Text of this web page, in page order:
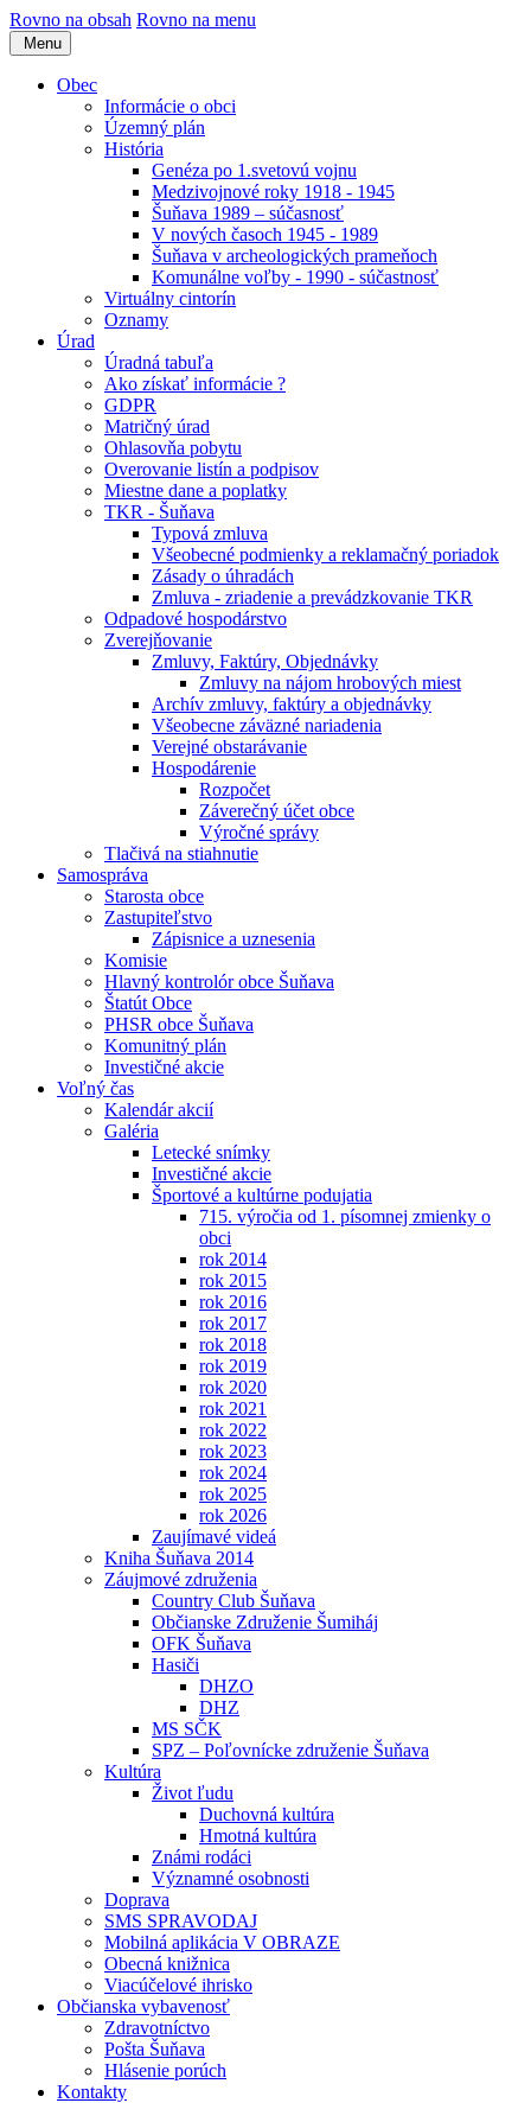
Rovno na obsah Rovno na menu
Menu
Obec
Informácie o obci
Územný plán
História
Genéza po 1.svetovú vojnu
Medzivojnové roky 1918 - 1945
Šuňava 1989 – súčasnosť
V nových časoch 1945 - 1989
Šuňava v archeologických prameňoch
Komunálne voľby - 1990 - súčastnosť
Virtuálny cintorín
Oznamy
Úrad
Úradná tabuľa
Ako získať informácie ?
GDPR
Matričný úrad
Ohlasovňa pobytu
Overovanie listín a podpisov
Miestne dane a poplatky
TKR - Šuňava
Typová zmluva
Všeobecné podmienky a reklamačný poriadok
Zásady o úhradách
Zmluva - zriadenie a prevádzkovanie TKR
Odpadové hospodárstvo
Zverejňovanie
Zmluvy, Faktúry, Objednávky
Zmluvy na nájom hrobových miest
Archív zmluvy, faktúry a objednávky
Všeobecne záväzné nariadenia
Verejné obstarávanie
Hospodárenie
Rozpočet
Záverečný účet obce
Výročné správy
Tlačivá na stiahnutie
Samospráva
Starosta obce
Zastupiteľstvo
Zápisnice a uznesenia
Komisie
Hlavný kontrolór obce Šuňava
Štatút Obce
PHSR obce Šuňava
Komunitný plán
Investičné akcie
Voľný čas
Kalendár akcií
Galéria
Letecké snímky
Investičné akcie
Športové a kultúrne podujatia
715. výročia od 1. písomnej zmienky o
obci
rok 2014
rok 2015
rok 2016
rok 2017
rok 2018
rok 2019
rok 2020
rok 2021
rok 2022
rok 2023
rok 2024
rok 2025
rok 2026
Zaujímavé videá
Kniha Šuňava 2014
Záujmové združenia
Country Club Šuňava
Občianske Združenie Šumiháj
OFK Šuňava
Hasiči
DHZO
DHZ
MS SČK
SPZ – Poľovnícke združenie Šuňava
Kultúra
Život ľudu
Duchovná kultúra
Hmotná kultúra
Známi rodáci
Významné osobnosti
Doprava
SMS SPRAVODAJ
Mobilná aplikácia V OBRAZE
Obecná knižnica
Viacúčelové ihrisko
Občianska vybavenosť
Zdravotníctvo
Pošta Šuňava
Hlásenie porúch
Kontakty